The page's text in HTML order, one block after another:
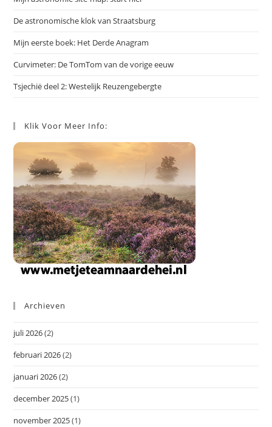
De astronomische klok van Straatsburg
Mijn eerste boek: Het Derde Anagram
Curvimeter: De TomTom van de vorige eeuw
Tsjechië deel 2: Westelijk Reuzengebergte
Klik Voor Meer Info:
Archieven
juli 2026(2)
februari 2026(2)
januari 2026(2)
december 2025(1)
november 2025(1)